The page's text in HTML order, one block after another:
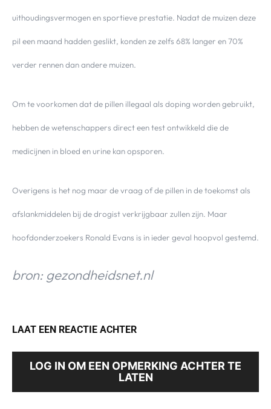
uithoudingsvermogen en sportieve prestatie. Nadat de muizen deze
pil een maand hadden geslikt, konden ze zelfs 68% langer en 70%
verder rennen dan andere muizen.
Om te voorkomen dat de pillen illegaal als doping worden gebruikt,
hebben de wetenschappers direct een test ontwikkeld die de
medicijnen in bloed en urine kan opsporen.
Overigens is het nog maar de vraag of de pillen in de toekomst als
afslankmiddelen bij de drogist verkrijgbaar zullen zijn. Maar
hoofdonderzoekers Ronald Evans is in ieder geval hoopvol gestemd.
bron: gezondheidsnet.nl
LAAT EEN REACTIE ACHTER
LOG IN OM EEN OPMERKING ACHTER TE
LATEN